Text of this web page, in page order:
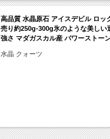
高品質 水晶原石 アイスデビル ロッ
売り約250g-300g氷のような美しい
強さ マダガスカル産 パワーストー
水晶 クォーツ